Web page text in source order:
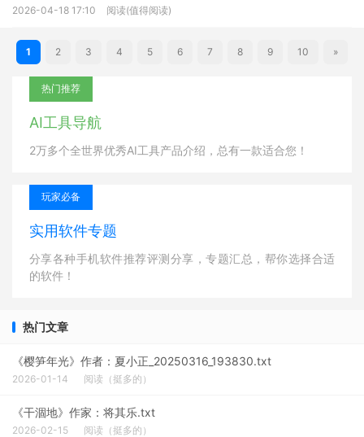
2026-04-18 17:10 阅读(值得阅读)
1 2 3 4 5 6 7 8 9 10 »
热门推荐
AI工具导航
2万多个全世界优秀AI工具产品介绍，总有一款适合您！
玩家必备
实用软件专题
分享各种手机软件推荐评测分享，专题汇总，帮你选择合适
的软件！
热门文章
《樱笋年光》作者：夏小正_20250316_193830.txt
2026-01-14 阅读（挺多的）
《干涸地》作家：将其乐.txt
2026-02-15 阅读（挺多的）